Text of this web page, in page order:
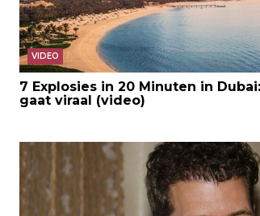
VIDEO
7 Explosies in 20 Minuten in
gaat viraal (video)